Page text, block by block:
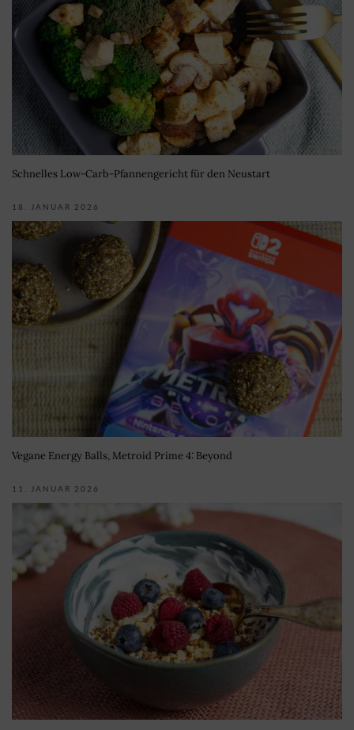
Schnelles Low-Carb-Pfannengericht für den Neustart
18. JANUAR 2026
Vegane Energy Balls, Metroid Prime 4: Beyond
11. JANUAR 2026